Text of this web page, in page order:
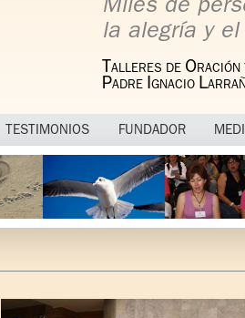
Miles de
la alegría y
T ALLERES DE ORACIÓN
PADRE IGNACIO L
TESTIMONIOS FUNDADOR